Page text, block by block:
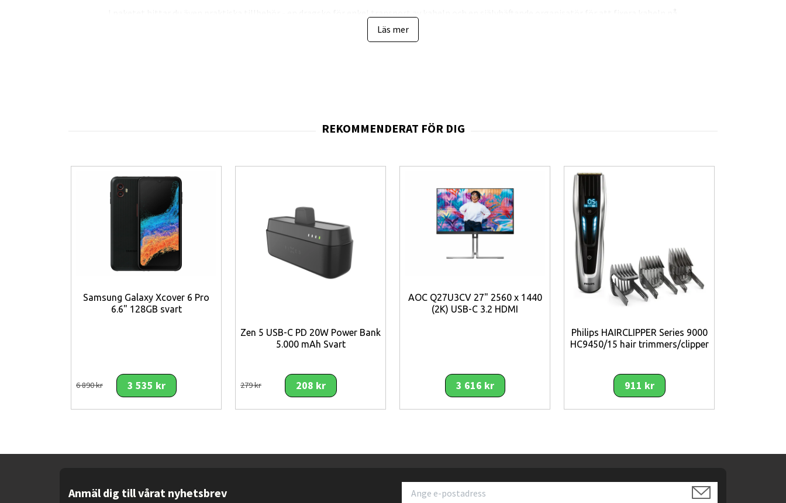
Lämplig för bärbara datorer, mobiltelefoner, surfplattor och annan elektronik
Kabeländar är utrustade med vridskydd
Kabellängd 0,5m
Buntband
Självhäftande kabelorganisatör
Produkten uppfyller alla EU:s lagar och säkerhetsstandarder
Läs mer
Samsung Galaxy Xcover 6 Pro
6.6" 128GB svart
6 890 kr 3 535 kr
Zen 5 USB-C PD 20W Power Bank
5.000 mAh Svart
279 kr 208 kr
AOC Q27U3CV 27" 2560 x 1440
(2K) USB-C 3.2 HDMI
3 616 kr
Philips HAIRCLIPPER Series 9000
HC9450/15 hair trimmers/clipper
911 kr
Anmäl dig till vårat nyhetsbrev